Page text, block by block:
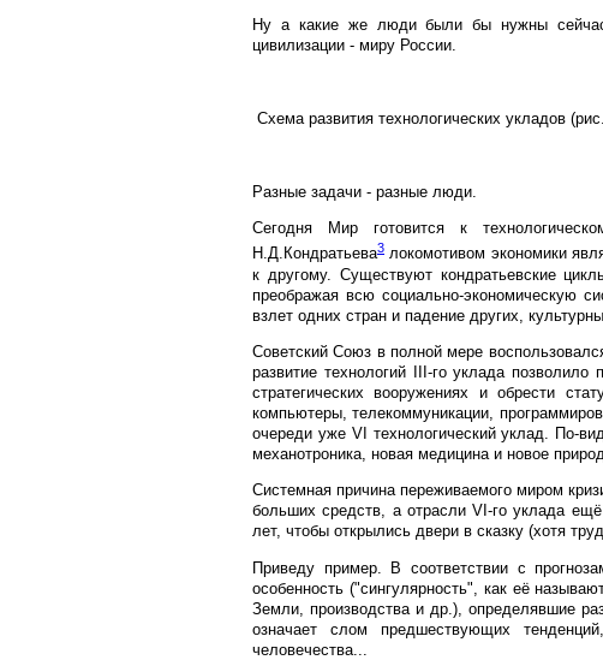
Ну а какие же люди были бы нужны
цивилизации - миру России.
Схема развития технологических укладов
Разные задачи - разные люди.
Сегодня Мир готовится к
Н.Д.Кондратьева3 локомотивом экономики
к другому. Существуют кондратьевские
преображая всю социально-экономическую
взлет одних стран и падение других,
Советский Союз в полной мере
развитие технологий III-го уклада позволило
стратегических вооружениях и обрести
компьютеры, телекоммуникации,
очереди уже VI технологический уклад. По-
механотроника, новая медицина и новое
Системная причина переживаемого миром
больших средств, а отрасли VI-го уклада
лет, чтобы открылись двери в сказку (хотя
Приведу пример. В соответствии с
особенность ("сингулярность", как её
Земли, производства и др.), определявшие
означает слом предшествующих
человечества...